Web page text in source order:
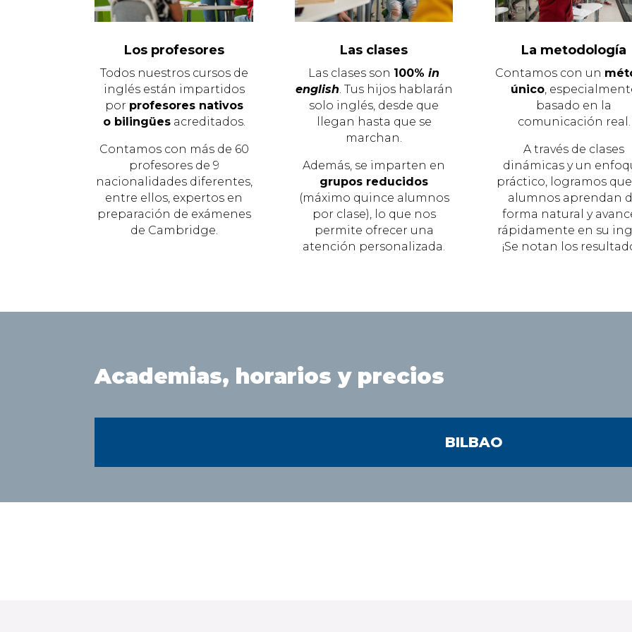
Los profesores
Todos nuestros cursos de
inglés están impartidos
por profesores nativos
o bilingüesacreditados.
Contamos con más de 60
profesores de 9
nacionalidades diferentes,
entre ellos, expertos en
preparación de exámenes
de Cambridge.
Las clases
Las clases son 100%in
english. Tus hijos hablarán
solo inglés, desde que
llegan hasta que se
marchan.
Además, se imparten en
grupos reducidos
(máximo quince alumnos
por clase), lo que nos
permite ofrecer una
atención personalizada.
La metodología
Contamos con un
único,
basado en la
comunicación real.
A través de clases
dinámicas y un
práctico, logramos
alumnos aprendan
forma natural y
rápidamente en su
¡Se notan los
Academias, horarios y precios
BILBAO